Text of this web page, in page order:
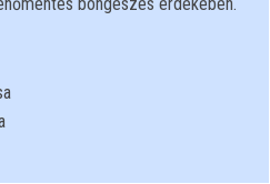
gyakorlatán keresztül közelíteni
és verseskötetek
elkerülése érdekében az előadó
kiemelve az érdekesebb